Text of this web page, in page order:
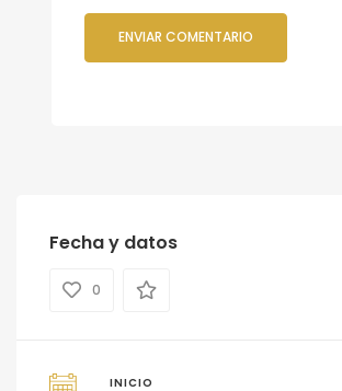
Fecha y datos
0
INICIO